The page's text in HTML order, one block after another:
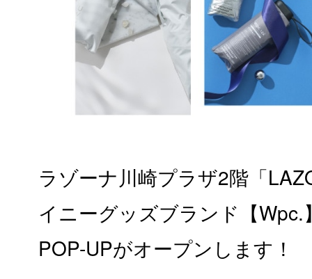
ラゾーナ川崎プラザ2階「
イニーグッズブランド【Wpc.
POP-UPがオープンします！